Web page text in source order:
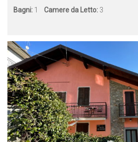
Bagni: 1 Camere da Letto: 3